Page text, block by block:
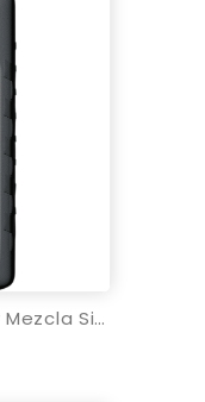
Aceite BEL-RAY Thumper Mezcla Sintética 4T - 4L